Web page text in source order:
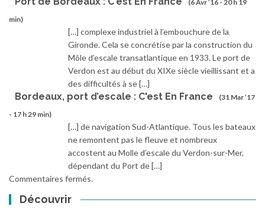
(6 Avr ’16 - 20 h 19
min)
[…] complexe industriel à l’embouchure de la
Gironde. Cela se concrétise par la construction du
Môle d’escale transatlantique en 1933. Le port de
Verdon est au début du XIXe siècle vieillissant et a
des difficultés à se […]
Bordeaux, port d’escale : C'est En France
(31 Mar ’17
- 17 h 29 min)
[…] de navigation Sud-Atlantique. Tous les bateaux
ne remontent pas le fleuve et nombreux
accostent au Molle d’escale du Verdon-sur-Mer,
dépendant du Port de […]
Commentaires fermés.
Découvrir